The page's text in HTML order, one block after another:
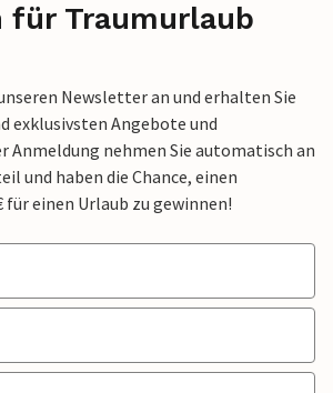
für Traumurlaub
Newsletter an und erhalten Sie
exklusivsten Angebote und
Anmeldung nehmen Sie automatisch an
und haben die Chance, einen
für einen Urlaub zu gewinnen!